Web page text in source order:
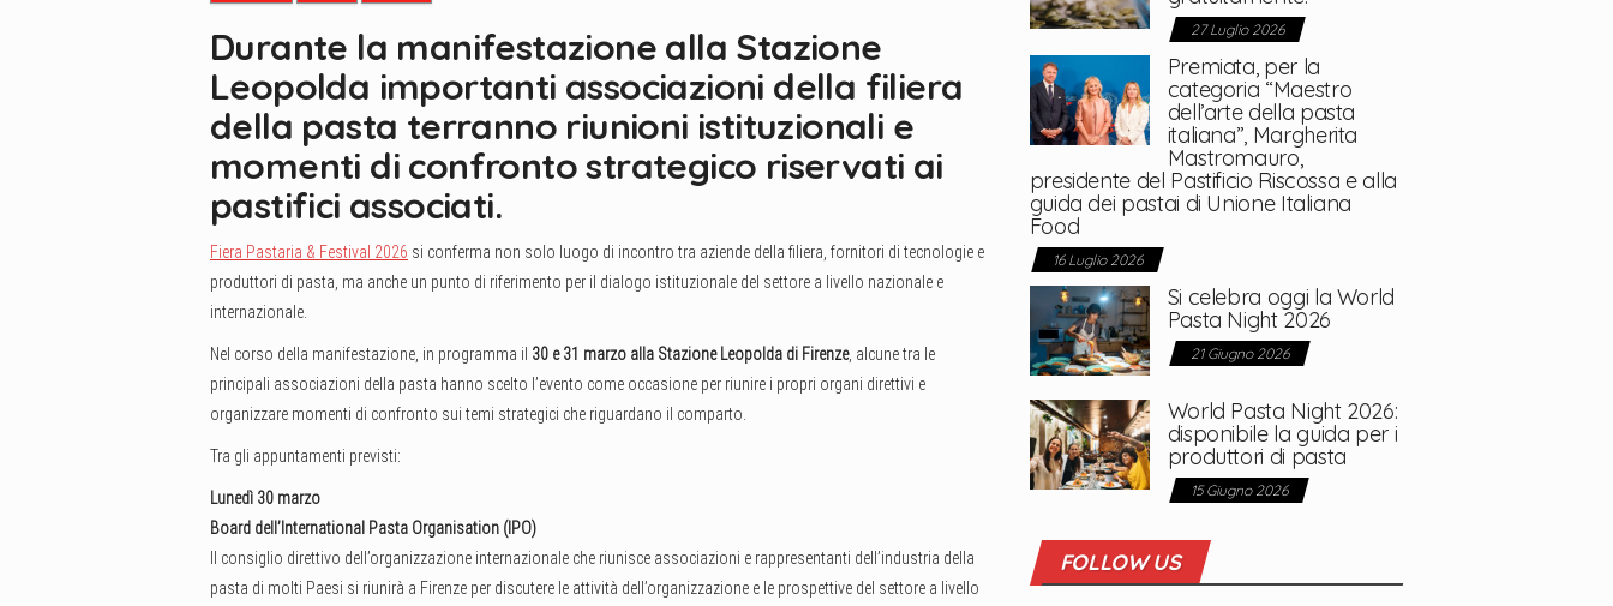
Durante la manifestazione alla Stazione
Leopolda importanti associazioni della filiera
della pasta terranno riunioni istituzionali e
momenti di confronto strategico riservati ai
pastifici associati.
Fiera Pastaria & Festival 2026 si conferma non solo luogo di incontro tra aziende della filiera, fornitori di tecnologie e
produttori di pasta, ma anche un punto di riferimento per il dialogo istituzionale del settore a livello nazionale e
internazionale.
Nel corso della manifestazione, in programma il 30 e 31 marzo alla Stazione Leopolda di Firenze, alcune tra le
principali associazioni della pasta hanno scelto l’evento come occasione per riunire i propri organi direttivi e
organizzare momenti di confronto sui temi strategici che riguardano il comparto.
Tra gli appuntamenti previsti:
Lunedì 30 marzo
Board dell’International Pasta Organisation (IPO)
Il consiglio direttivo dell’organizzazione internazionale che riunisce associazioni e rappresentanti dell’industria della
pasta di molti Paesi si riunirà a Firenze per discutere le attività dell’organizzazione e le prospettive del settore a livello
27 Luglio 2026
Premiata, per la
categoria “Maestro
dell’arte della pasta
italiana”, Margherita
Mastromauro,
presidente del Pastificio Riscossa e alla
guida dei pastai di Unione Italiana
Food
16 Luglio 2026
Si celebra oggi la World
Pasta Night 2026
21 Giugno 2026
World Pasta Night 2026:
disponibile la guida per i
produttori di pasta
15 Giugno 2026
FOLLOW US